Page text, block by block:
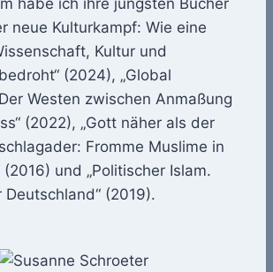
habe ich ihre jüngsten Bücher
neue Kulturkampf: Wie eine
Kultur und
(2024), „Global
Westen zwischen Anmaßung
(2022), „Gott näher als der
Fromme Muslime in
(2016) und „Politischer Islam.
(2019).